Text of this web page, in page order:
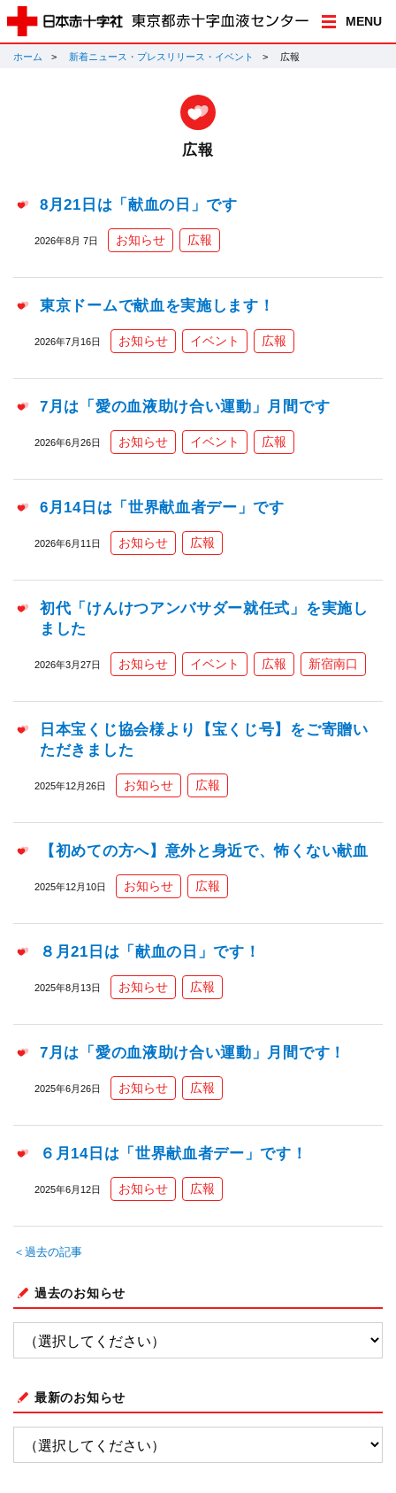
MENU
ホーム 新着ニュース・プレスリリース・イベント 広報
広報
8月21日は「献血の日」です
2026年8月 7日 お知らせ 広報
東京ドームで献血を実施します！
2026年7月16日 お知らせ イベント 広報
7月は「愛の血液助け合い運動」月間です
2026年6月26日 お知らせ イベント 広報
6月14日は「世界献血者デー」です
2026年6月11日 お知らせ 広報
初代「けんけつアンバサダー就任式」を実施し
ました
2026年3月27日 お知らせ イベント 広報 新宿南口
日本宝くじ協会様より【宝くじ号】をご寄贈い
ただきました
2025年12月26日 お知らせ 広報
【初めての方へ】意外と身近で、怖くない献血
2025年12月10日 お知らせ 広報
８月21日は「献血の日」です！
2025年8月13日 お知らせ 広報
7月は「愛の血液助け合い運動」月間です！
2025年6月26日 お知らせ 広報
６月14日は「世界献血者デー」です！
2025年6月12日 お知らせ 広報
＜過去の記事
過去のお知らせ
最新のお知らせ